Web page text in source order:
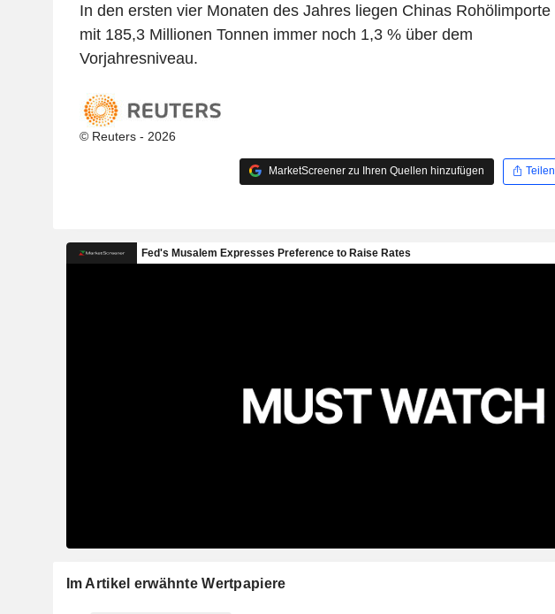
In den ersten vier Monaten des Jahres liegen Chinas Rohölimporte
mit 185,3 Millionen Tonnen immer noch 1,3 % über dem
Vorjahresniveau.
© Reuters - 2026
MarketScreener zu Ihren Quellen hinzufügen Teilen
Im Artikel erwähnte Wertpapiere